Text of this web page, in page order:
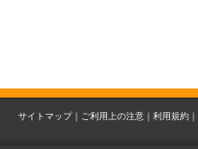
サイトマップ｜ ご利用上の注意｜ 利用規約｜